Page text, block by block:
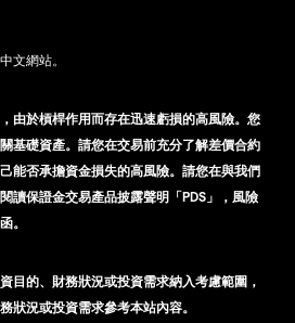
文網站。
由於槓桿作用而存在迅速虧損的高風險。您
基礎資產。請您在交易前充分了解差價合約
能否承擔資金損失的高風險。請您在與我們
讀保證金交易產品披露聲明「PDS」，風險
。
目的、財務狀況或投資需求納入考慮範圍，
狀況或投資需求參考本站內容。